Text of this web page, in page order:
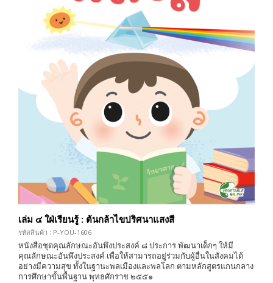
เล่ม ๔ ใฝ่เรียนรู้ : ต้นกล้าไขปริศนาแสงสี
รหัสสินค้า : P-YOU-1606
หนังสือชุดคุณลักษณะอันพึงประสงค์ ๘ ประการ พัฒนาเด็กๆ ให้มี
คุณลักษณะอันพึงประสงค์ เพื่อให้สามารถอยู่ร่วมกับผู้อื่นในสังคมได้
อย่างมีความสุข ทั้งในฐานะพลเมืองและพลโลก ตามหลักสูตรแกนกลาง
การศึกษาขั้นพื้นฐาน พุทธศักราช ๒๕๕๑